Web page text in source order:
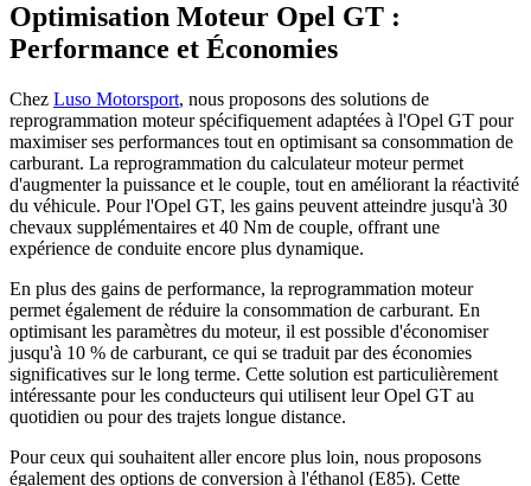
Optimisation Moteur Opel GT :
Performance et Économies
Chez Luso Motorsport, nous proposons des solutions de
reprogrammation moteur spécifiquement adaptées à l'Opel GT pour
maximiser ses performances tout en optimisant sa consommation de
carburant. La reprogrammation du calculateur moteur permet
d'augmenter la puissance et le couple, tout en améliorant la réactivité
du véhicule. Pour l'Opel GT, les gains peuvent atteindre jusqu'à 30
chevaux supplémentaires et 40 Nm de couple, offrant une
expérience de conduite encore plus dynamique.
En plus des gains de performance, la reprogrammation moteur
permet également de réduire la consommation de carburant. En
optimisant les paramètres du moteur, il est possible d'économiser
jusqu'à 10 % de carburant, ce qui se traduit par des économies
significatives sur le long terme. Cette solution est particulièrement
intéressante pour les conducteurs qui utilisent leur Opel GT au
quotidien ou pour des trajets longue distance.
Pour ceux qui souhaitent aller encore plus loin, nous proposons
également des options de conversion à l'éthanol (E85). Cette